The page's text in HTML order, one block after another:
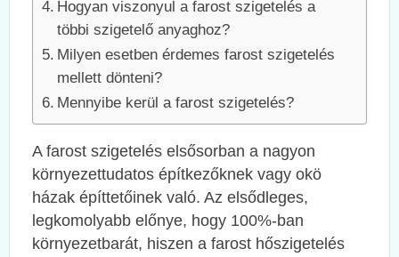
Hogyan viszonyul a farost szigetelés a
többi szigetelő anyaghoz?
Milyen esetben érdemes farost szigetelés
mellett dönteni?
Mennyibe kerül a farost szigetelés?
A farost szigetelés elsősorban a nagyon
környezettudatos építkezőknek vagy okö
házak építtetőinek való. Az elsődleges,
legkomolyabb előnye, hogy 100%-ban
környezetbarát, hiszen a farost hőszigetelés